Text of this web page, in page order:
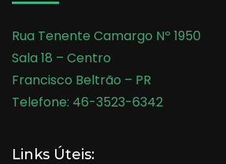
Rua Tenente Camargo Nº 1950
Sala 18 – Centro
Francisco Beltrão – PR
Telefone: 46-3523-6342
Links Úteis: